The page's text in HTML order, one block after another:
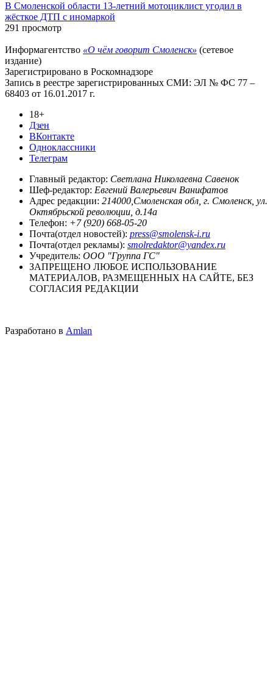
В Смоленской области 13-летний мотоциклист угодил в
жёсткое ДТП с иномаркой
291 просмотр
Информагентство «О чём говорит Смоленск» (сетевое
издание)
Зарегистрировано в Роскомнадзоре
Запись в реестре зарегистрированных СМИ: ЭЛ № ФС 77 –
68403 от 16.01.2017 г.
18+
Дзен
ВКонтакте
Одноклассники
Телеграм
Главный редактор: Светлана Николаевна Савенок
Шеф-редактор: Евгений Валерьевич Ванифатов
Адрес редакции: 214000,Смоленская обл, г. Смоленск, ул.
Октябрьской революции, д.14а
Телефон: +7 (920) 668-05-20
Почта(отдел новостей): press@smolensk-i.ru
Почта(отдел рекламы): smolredaktor@yandex.ru
Учредитель: ООО "Группа ГС"
ЗАПРЕЩЕНО ЛЮБОЕ ИСПОЛЬЗОВАНИЕ
МАТЕРИАЛОВ, РАЗМЕЩЕННЫХ НА САЙТЕ, БЕЗ
СОГЛАСИЯ РЕДАКЦИИ
Разработано в Amlan